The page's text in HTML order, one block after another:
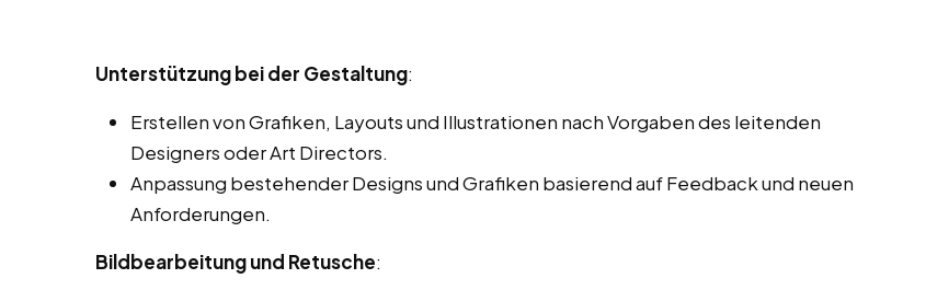
Unterstützung bei der Gestaltung:
Erstellen von Grafiken, Layouts und Illustrationen nach Vorgaben des leitenden
Designers oder Art Directors.
Anpassung bestehender Designs und Grafiken basierend auf Feedback und neuen
Anforderungen.
Bildbearbeitung und Retusche: